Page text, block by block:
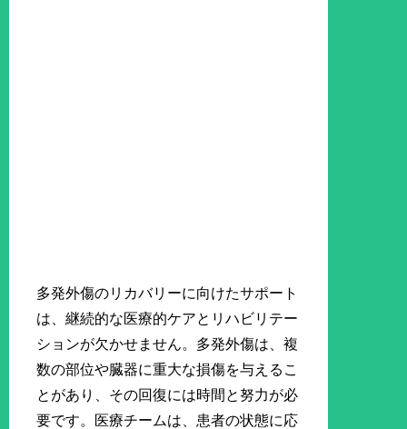
多発外傷のリカバリーに向けたサポート
は、継続的な医療的ケアとリハビリテー
ションが欠かせません。多発外傷は、複
数の部位や臓器に重大な損傷を与えるこ
とがあり、その回復には時間と努力が必
要です。医療チームは、患者の状態に応